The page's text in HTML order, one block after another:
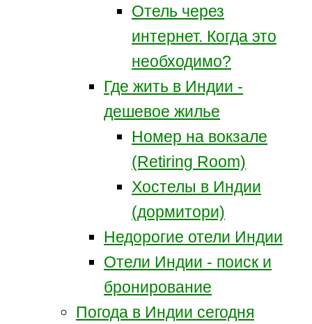
Отель через
интернет. Когда это
необходимо?
Где жить в Индии -
дешевое жилье
Номер на вокзале
(Retiring Room)
Хостелы в Индии
(дормитори)
Недорогие отели Индии
Отели Индии - поиск и
бронирование
Погода в Индии сегодня